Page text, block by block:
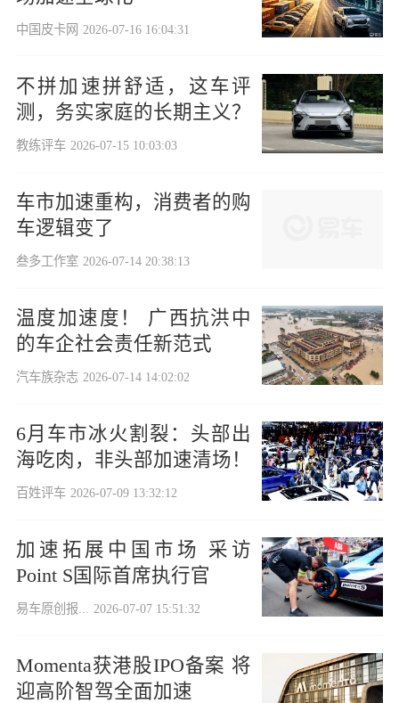
中国皮卡网 2026-07-16 16:04:31
不拼加速拼舒适，这车评
测，务实家庭的长期主义？
教练评车 2026-07-15 10:03:03
车市加速重构，消费者的购
车逻辑变了
叁多工作室 2026-07-14 20:38:13
温度加速度！ 广西抗洪中
的车企社会责任新范式
汽车族杂志 2026-07-14 14:02:02
6月车市冰火割裂：头部出
海吃肉，非头部加速清场！
百姓评车 2026-07-09 13:32:12
加速拓展中国市场 采访
Point S国际首席执行官
易车原创报... 2026-07-07 15:51:32
Momenta获港股IPO备案 将
迎高阶智驾全面加速